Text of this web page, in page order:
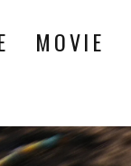
MOVIE